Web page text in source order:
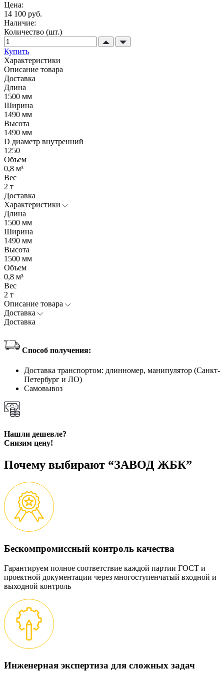
Цена:
14 100 руб.
Наличие:
Количество (шт.)
Купить
Характеристики
Описание товара
Доставка
Длина
1500 мм
Ширина
1490 мм
Высота
1490 мм
D диаметр внутренний
1250
Объем
0,8 м³
Вес
2 т
Доставка
Характеристики
Длина
1500 мм
Ширина
1490 мм
Высота
1500 мм
Объем
0,8 м³
Вес
2 т
Описание товара
Доставка
Доставка
Способ получения:
Доставка транспортом: длинномер, манипулятор (Санкт-
Петербург и ЛО)
Самовывоз
Нашли дешевле?
Снизим цену!
Почему выбирают “ЗАВОД ЖБК”
Бескомпромиссный контроль качества
Гарантируем полное соответствие каждой партии ГОСТ и
проектной документации через многоступенчатый входной и
выходной контроль
Инженерная экспертиза для сложных задач